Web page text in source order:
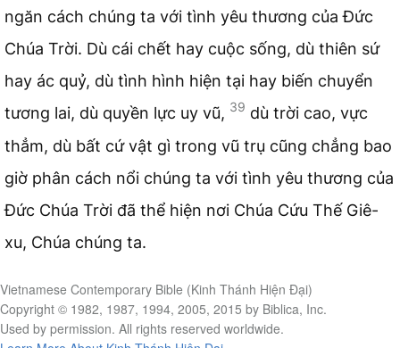
ngăn cách chúng ta với tình yêu thương của Đức
Chúa Trời. Dù cái chết hay cuộc sống, dù thiên sứ
hay ác quỷ, dù tình hình hiện tại hay biến chuyển
tương lai, dù quyền lực uy vũ, 39 dù trời cao, vực
thẳm, dù bất cứ vật gì trong vũ trụ cũng chẳng bao
giờ phân cách nổi chúng ta với tình yêu thương của
Đức Chúa Trời đã thể hiện nơi Chúa Cứu Thế Giê-
xu, Chúa chúng ta.
Vietnamese Contemporary Bible (Kinh Thánh Hiện Đại)
Copyright © 1982, 1987, 1994, 2005, 2015 by Biblica, Inc.
Used by permission. All rights reserved worldwide.